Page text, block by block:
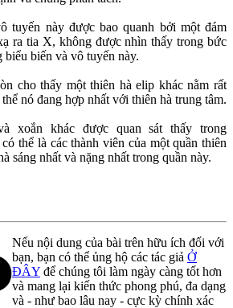
tuyến này được bao quanh bởi một đám
ra tia X, không được nhìn thấy trong bức
biểu biến và vô tuyến này.
cho thấy một thiên hà elip khác nằm rất
nó đang hợp nhất với thiên hà trung tâm.
xoắn khác được quan sát thấy trong
thể là các thành viên của một quần thiên
sáng nhất và nặng nhất trong quần này.
Nếu nội dung của bài trên hữu ích đối với
bạn, bạn có thể ủng hộ các tác giả Ở
ĐÂY để chúng tôi làm ngày càng tốt hơn
và mang lại kiến thức phong phú, đa dạng
và - như bao lâu nay - cực kỳ chính xác